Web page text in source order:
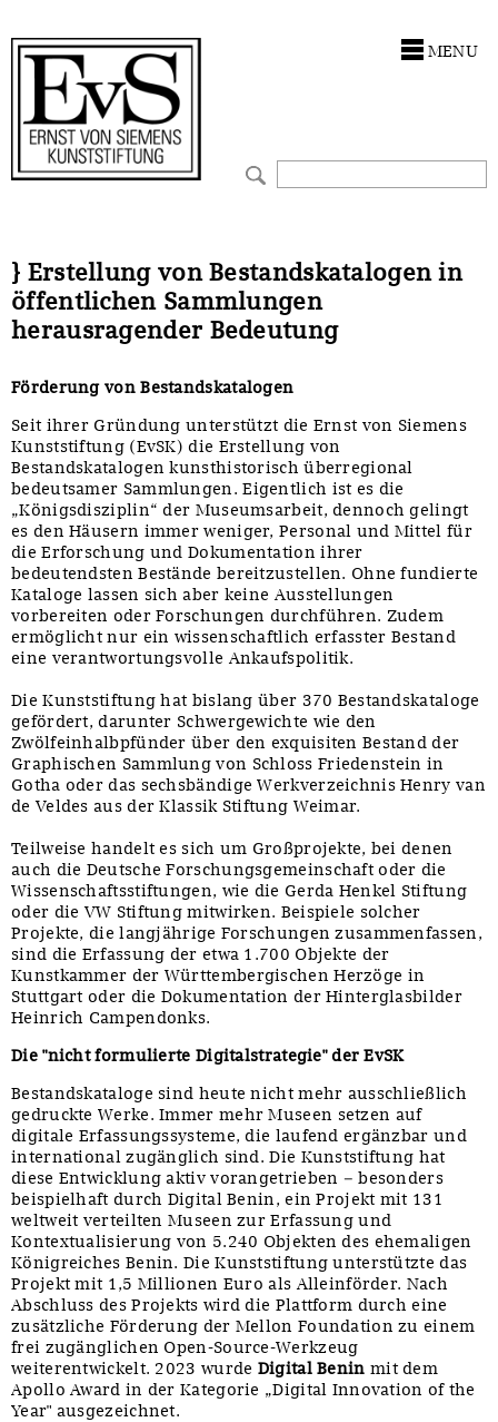
MENU
} Erstellung von Bestandskatalogen in
öffentlichen Sammlungen
herausragender Bedeutung
Förderung von Bestandskatalogen
Seit ihrer Gründung unterstützt die Ernst von Siemens
Kunststiftung (EvSK) die Erstellung von
Bestandskatalogen kunsthistorisch überregional
bedeutsamer Sammlungen. Eigentlich ist es die
„Königsdisziplin“ der Museumsarbeit, dennoch gelingt
es den Häusern immer weniger, Personal und Mittel für
die Erforschung und Dokumentation ihrer
bedeutendsten Bestände bereitzustellen. Ohne fundierte
Kataloge lassen sich aber keine Ausstellungen
vorbereiten oder Forschungen durchführen. Zudem
ermöglicht nur ein wissenschaftlich erfasster Bestand
eine verantwortungsvolle Ankaufspolitik.
Die Kunststiftung hat bislang über 370 Bestandskataloge
gefördert, darunter Schwergewichte wie den
Zwölfeinhalbpfünder über den exquisiten Bestand der
Graphischen Sammlung von Schloss Friedenstein in
Gotha oder das sechsbändige Werkverzeichnis Henry van
de Veldes aus der Klassik Stiftung Weimar.
Teilweise handelt es sich um Großprojekte, bei denen
auch die Deutsche Forschungsgemeinschaft oder die
Wissenschaftsstiftungen, wie die Gerda Henkel Stiftung
oder die VW Stiftung mitwirken. Beispiele solcher
Projekte, die langjährige Forschungen zusammenfassen,
sind die Erfassung der etwa 1.700 Objekte der
Kunstkammer der Württembergischen Herzöge in
Stuttgart oder die Dokumentation der Hinterglasbilder
Heinrich Campendonks.
Die "nicht formulierte Digitalstrategie" der EvSK
Bestandskataloge sind heute nicht mehr ausschließlich
gedruckte Werke. Immer mehr Museen setzen auf
digitale Erfassungssysteme, die laufend ergänzbar und
international zugänglich sind. Die Kunststiftung hat
diese Entwicklung aktiv vorangetrieben – besonders
beispielhaft durch Digital Benin, ein Projekt mit 131
weltweit verteilten Museen zur Erfassung und
Kontextualisierung von 5.240 Objekten des ehemaligen
Königreiches Benin. Die Kunststiftung unterstützte das
Projekt mit 1,5 Millionen Euro als Alleinförder. Nach
Abschluss des Projekts wird die Plattform durch eine
zusätzliche Förderung der Mellon Foundation zu einem
frei zugänglichen Open-Source-Werkzeug
weiterentwickelt. 2023 wurde Digital Benin mit dem
Apollo Award in der Kategorie „Digital Innovation of the
Year" ausgezeichnet.
Förderphilosophie
Gremien
Presse und Neuigkeiten
Ankauf
Restaurierungen
Werkverzeichnisse
Zwischenfinanzierung